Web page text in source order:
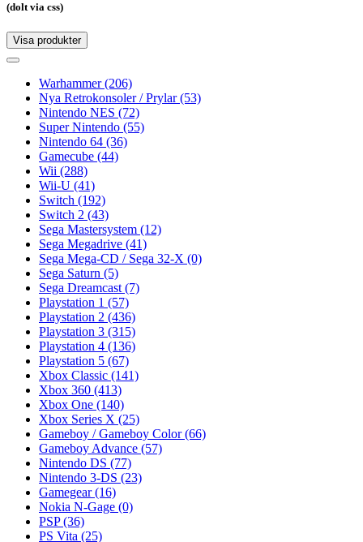
(dolt via css)
Visa produkter
Toggle
Toggle
navigationWarhammer(206)
Nya Retrokonsoler / Prylar(53)
Nintendo NES (72)
Super Nintendo (55)
Nintendo 64 (36)
Gamecube (44)
Wii (288)
Wii-U (41)
Switch (192)
Switch 2 (43)
Sega Mastersystem (12)
Sega Megadrive (41)
Sega Mega-CD / Sega 32-X (0)
Sega Saturn (5)
Sega Dreamcast (7)
Playstation 1 (57)
Playstation 2 (436)
Playstation 3 (315)
Playstation 4 (136)
Playstation 5 (67)
Xbox Classic (141)
Xbox 360 (413)
Xbox One (140)
Xbox Series X (25)
Gameboy / Gameboy Color(66)
Gameboy Advance (57)
Nintendo DS (77)
Nintendo 3-DS (23)
Gamegear(16)
Nokia N-Gage (0)
PSP(36)
PS Vita (25)